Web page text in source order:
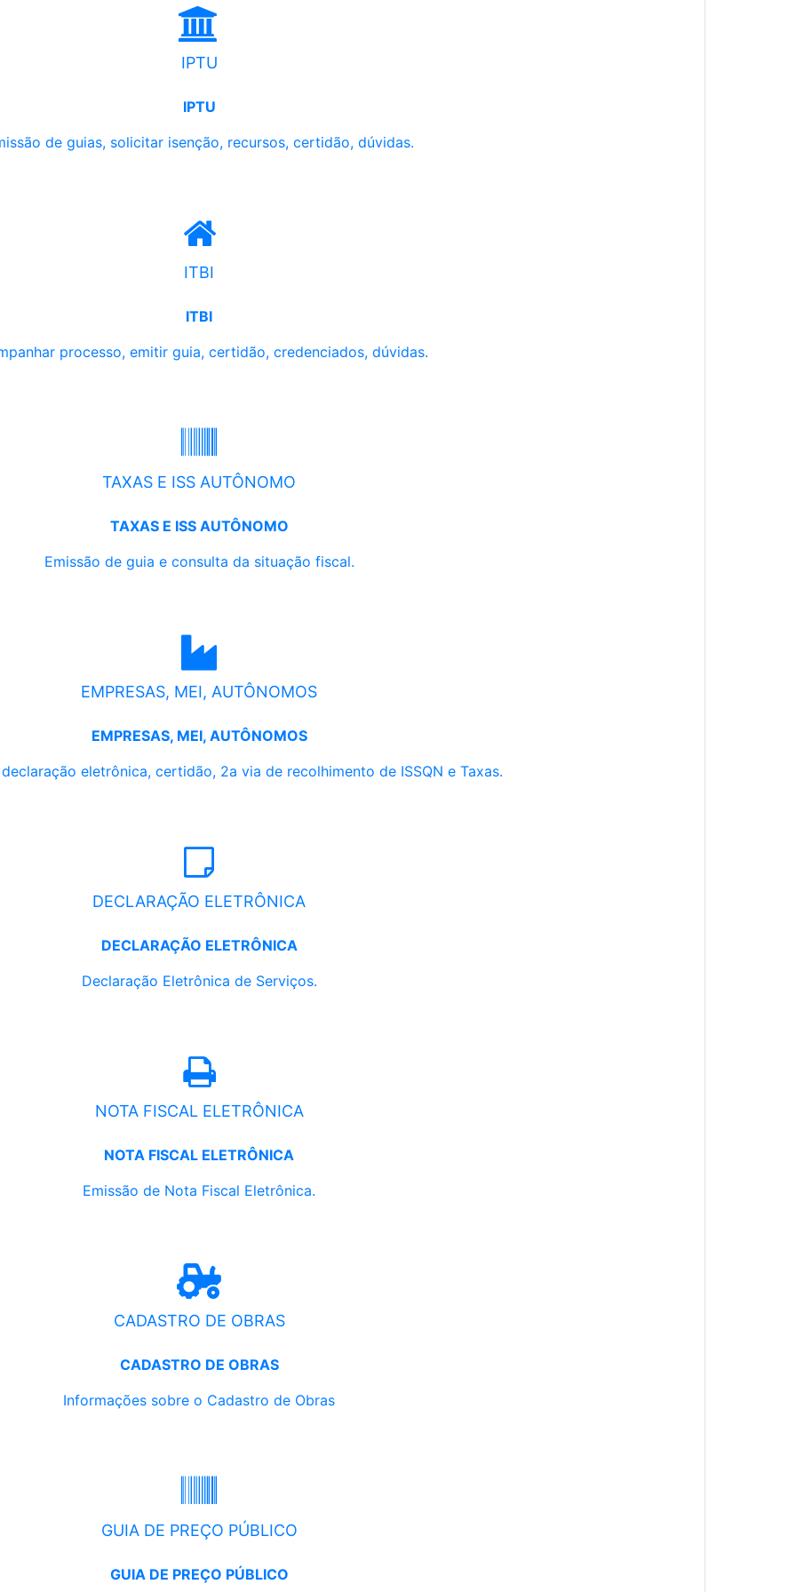
IPTU
IPTU
de guias, solicitar isenção, recursos, certidão, dúvidas.
ITBI
ITBI
processo, emitir guia, certidão, credenciados, dúvidas.
TAXAS E ISS AUTÔNOMO
TAXAS E ISS AUTÔNOMO
Emissão de guia e consulta da situação fiscal.
EMPRESAS, MEI, AUTÔNOMOS
EMPRESAS, MEI, AUTÔNOMOS
eletrônica, certidão, 2a via de recolhimento de ISSQN e Taxas.
DECLARAÇÃO ELETRÔNICA
DECLARAÇÃO ELETRÔNICA
Declaração Eletrônica de Serviços.
NOTA FISCAL ELETRÔNICA
NOTA FISCAL ELETRÔNICA
Emissão de Nota Fiscal Eletrônica.
CADASTRO DE OBRAS
CADASTRO DE OBRAS
Informações sobre o Cadastro de Obras
GUIA DE PREÇO PÚBLICO
GUIA DE PREÇO PÚBLICO